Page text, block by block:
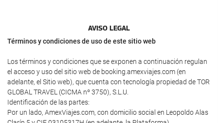
AVISO LEGAL
Términos y condiciones de uso de este sitio web
Los términos y condiciones que se exponen a continuación regulan
el acceso y uso del sitio web de booking.amexviajes.com (en
adelante, el Sitio web), que cuenta con tecnología propiedad de TOR
GLOBAL TRAVEL (CICMA nº 3750), S.L.U.
Identificación de las partes:
Por un lado, AmexViajes.com, con domicilio social en Leopoldo Alas